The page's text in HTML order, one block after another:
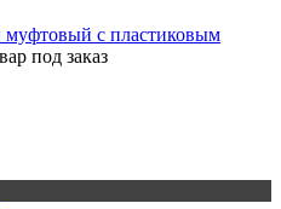
с пластиковым
под заказ